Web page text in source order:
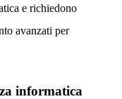
e richiedono
avanzati per
informatica